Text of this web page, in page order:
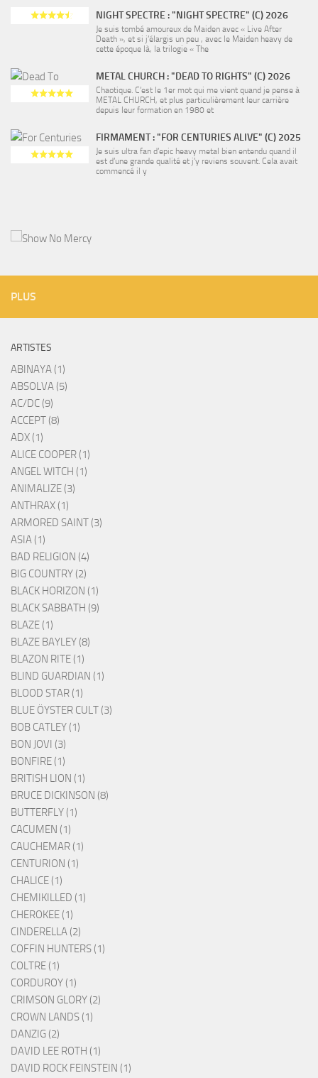
NIGHT SPECTRE : "NIGHT SPECTRE" (C) 2026
Je suis tombé amoureux de Maiden avec « Live After
Death », et si j’élargis un peu , avec le Maiden heavy de
cette époque là, la trilogie « The
METAL CHURCH : "DEAD TO RIGHTS" (C) 2026
Chaotique. C’est le 1er mot qui me vient quand je pense à
METAL CHURCH, et plus particulièrement leur carrière
depuis leur formation en 1980 et
FIRMAMENT : "FOR CENTURIES ALIVE" (C) 2025
Je suis ultra fan d’epic heavy metal bien entendu quand il
est d’une grande qualité et j’y reviens souvent. Cela avait
commencé il y
PLUS
ARTISTES
ABINAYA (1)
ABSOLVA (5)
AC/DC (9)
ACCEPT (8)
ADX (1)
ALICE COOPER (1)
ANGEL WITCH (1)
ANIMALIZE (3)
ANTHRAX (1)
ARMORED SAINT (3)
ASIA (1)
BAD RELIGION (4)
BIG COUNTRY (2)
BLACK HORIZON (1)
BLACK SABBATH (9)
BLAZE (1)
BLAZE BAYLEY (8)
BLAZON RITE (1)
BLIND GUARDIAN (1)
BLOOD STAR (1)
BLUE ÖYSTER CULT (3)
BOB CATLEY (1)
BON JOVI (3)
BONFIRE (1)
BRITISH LION (1)
BRUCE DICKINSON (8)
BUTTERFLY (1)
CACUMEN (1)
CAUCHEMAR (1)
CENTURION (1)
CHALICE (1)
CHEMIKILLED (1)
CHEROKEE (1)
CINDERELLA (2)
COFFIN HUNTERS (1)
COLTRE (1)
CORDUROY (1)
CRIMSON GLORY (2)
CROWN LANDS (1)
DANZIG (2)
DAVID LEE ROTH (1)
DAVID ROCK FEINSTEIN (1)